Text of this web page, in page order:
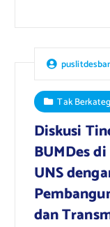
Tak
Diskusi
BUMDes
UNS
dan